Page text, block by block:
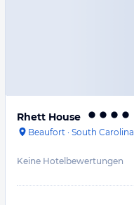
Rhett House
Beaufort · South Carolina
Keine Hotelbewertungen